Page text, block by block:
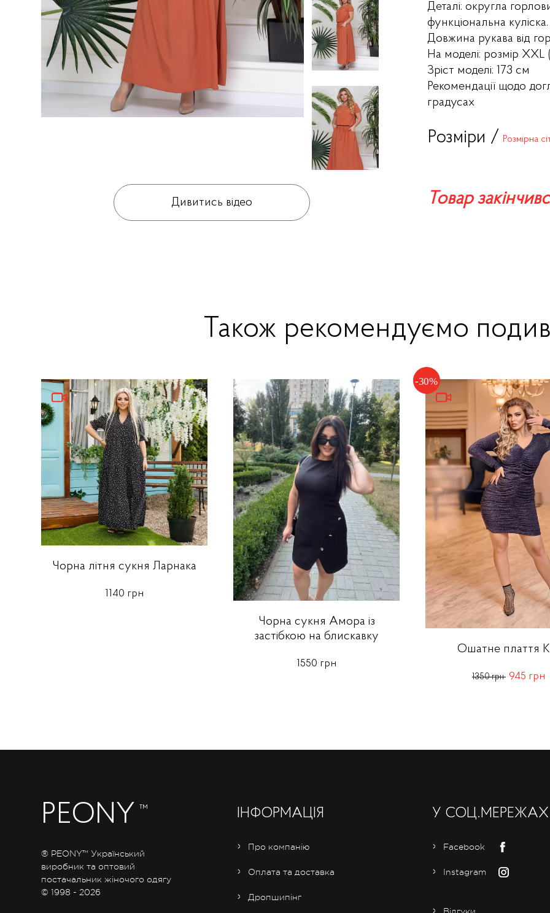
Дивитись відео
Деталі: округла
функціональна куліска.
Довжина рукава від
На моделі: розмір XXL
Зріст моделі: 173 см
Рекомендації щодо
градусах
Розміри / Розмірна
Товар
Також рекомендуємо
Чорна літня сукня Ларнака
1140 грн
Чорна сукня Амора із
застібкою на блискавку
1550 грн
Ошатне плаття
1350 грн 945 грн
PEONY ™
® PEONY™ Український
виробник та оптовий
постачальник жіночого одягу
© 1998 - 2026
ІНФОРМАЦІЯ
Про компанію
Оплата та доставка
Дропшипінг
У СОЦ.МЕРЕЖАХ
Facebook
Instagram
Відгуки